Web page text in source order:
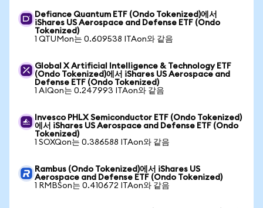
Defiance Quantum ETF (Ondo Tokenized)에서
iShares US Aerospace and Defense ETF (Ondo
Tokenized)
1 QTUMon는 0.609538 ITAon와 같음
Global X Artificial Intelligence & Technology ETF
(Ondo Tokenized)에서 iShares US Aerospace and
Defense ETF (Ondo Tokenized)
1 AIQon는 0.247993 ITAon와 같음
Invesco PHLX Semiconductor ETF (Ondo Tokenized)
에서 iShares US Aerospace and Defense ETF (Ondo
Tokenized)
1 SOXQon는 0.386588 ITAon와 같음
Rambus (Ondo Tokenized)에서 iShares US
Aerospace and Defense ETF (Ondo Tokenized)
1 RMBSon는 0.410672 ITAon와 같음